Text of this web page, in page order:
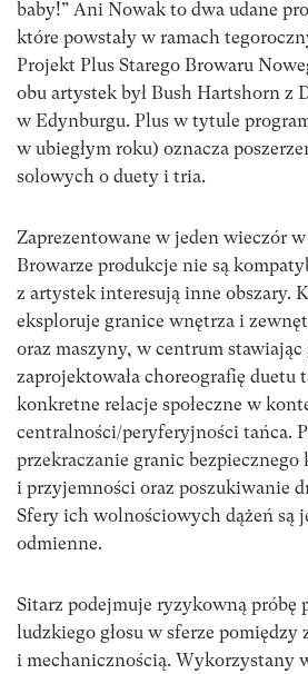
baby!” Ani Nowak to dwa udane
które powstały w ramach
Projekt Plus Starego Browaru
obu artystek był Bush Hartshorn z
w Edynburgu. Plus w tytule
w ubiegłym roku) oznacza
solowych o duety i tria.
Zaprezentowane w jeden wieczór
Browarze produkcje nie są
z artystek interesują inne obszary.
eksploruje granice wnętrza i
oraz maszyny, w centrum stawiając
zaprojektowała choreografię duetu
konkretne relacje społeczne w
centralności/peryferyjności tańca.
przekraczanie granic bezpiecznego
i przyjemności oraz poszukiwanie
Sfery ich wolnościowych dążeń są
odmienne.
Sitarz podejmuje ryzykowną próbę
ludzkiego głosu w sferze pomiędzy
i mechanicznością. Wykorzystany